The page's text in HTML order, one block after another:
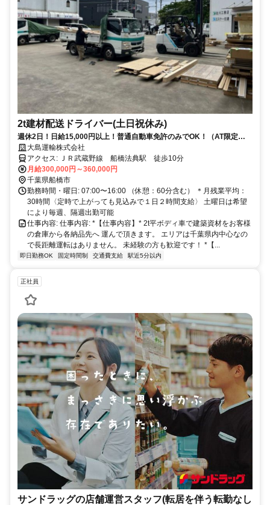
2t建材配送ドライバー(土日祝休み)
週休2日！日給15,000円以上！普通自動車免許のみでOK！（AT限定
OK）大島運輸株式会社
アクセス: ＪＲ武蔵野線 船橋法典駅 徒歩10分
月給300,000円～360,000円
千葉県船橋市
勤務時間・曜日: 07:00〜16:00 （休憩：60分含む） ＊月残業平均：
30時間〈定時で上がっても見込みで１日２時間支給〉 土曜日は希望
により毎週、隔週出勤可能
仕事内容: 仕事内容: *【仕事内容】* 2t平ボディ車で建築資材をお客様
の倉庫から各納品先へ 運んで頂きます。 エリアは千葉県内中心なの
で長距離運転はありません。 未経験の方も歓迎です！ *【...
即日勤務OK 固定時間制 交通費支給 駅近5分以内
正社員
サンドラッグの店舗運営スタッフ(転居を伴う転勤なし